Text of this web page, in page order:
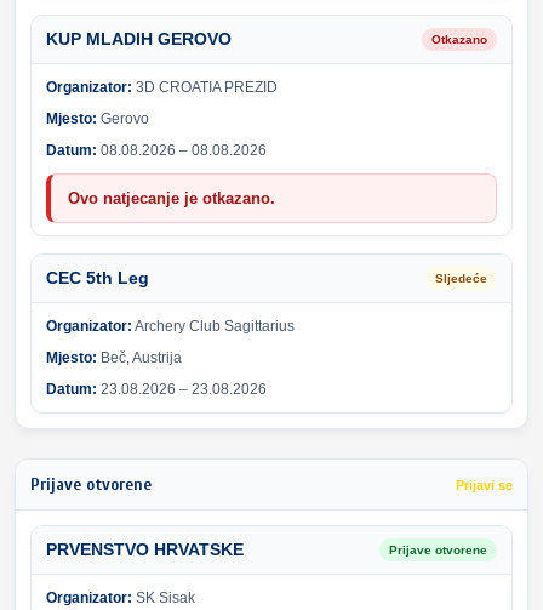
KUP MLADIH GEROVO Otkazano
Organizator: 3D CROATIA PREZID
Mjesto: Gerovo
Datum: 08.08.2026 – 08.08.2026
Ovo natjecanje je otkazano.
CEC 5th Leg Sljedeće
Organizator: Archery Club Sagittarius
Mjesto: Beč, Austrija
Datum: 23.08.2026 – 23.08.2026
Prijave otvorene Prijavi se
PRVENSTVO HRVATSKE Prijave otvorene
Organizator: SK Sisak